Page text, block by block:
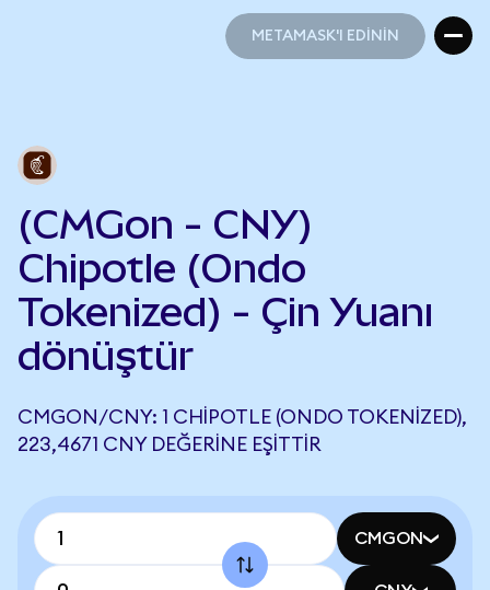
METAMASK'I EDİNİN
(CMGon - CNY)
Chipotle (Ondo
Tokenized) - Çin Yuanı
dönüştür
CMGON/CNY: 1 CHIPOTLE (ONDO TOKENIZED),
223,4671 CNY DEĞERINE EŞITTIR
CMGON